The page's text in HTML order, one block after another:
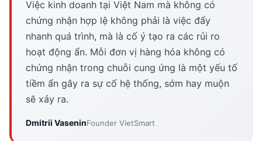
Việc kinh doanh tại Việt Nam mà không có
chứng nhận hợp lệ không phải là việc đẩy
nhanh quá trình, mà là cố ý tạo ra các rủi ro
hoạt động ẩn. Mỗi đơn vị hàng hóa không có
chứng nhận trong chuỗi cung ứng là một yếu tố
tiềm ẩn gây ra sự cố hệ thống, sớm hay muộn
sẽ xảy ra.
Dmitrii VaseninFounder VietSmart